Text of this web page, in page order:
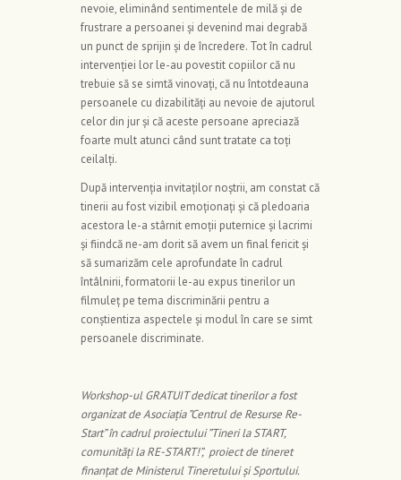
nevoie, eliminând sentimentele de milă și de
frustrare a persoanei și devenind mai degrabă
un punct de sprijin și de încredere. Tot în cadrul
intervenției lor le-au povestit copiilor că nu
trebuie să se simtă vinovați, că nu întotdeauna
persoanele cu dizabilități au nevoie de ajutorul
celor din jur și că aceste persoane apreciază
foarte mult atunci când sunt tratate ca toți
ceilalți.
După intervenția invitaților noștrii, am constat că
tinerii au fost vizibil emoționați și că pledoaria
acestora le-a stârnit emoții puternice și lacrimi
și fiindcă ne-am dorit să avem un final fericit și
să sumarizăm cele aprofundate în cadrul
întâlnirii, formatorii le-au expus tinerilor un
filmuleț pe tema discriminării pentru a
conștientiza aspectele și modul în care se simt
persoanele discriminate.
Workshop-ul GRATUIT dedicat tinerilor a fost
organizat de Asociația ”Centrul de Resurse Re-
Start” în cadrul proiectului ”Tineri la START,
comunități la RE-START!”, proiect de tineret
finanțat de Ministerul Tineretului și Sportului.